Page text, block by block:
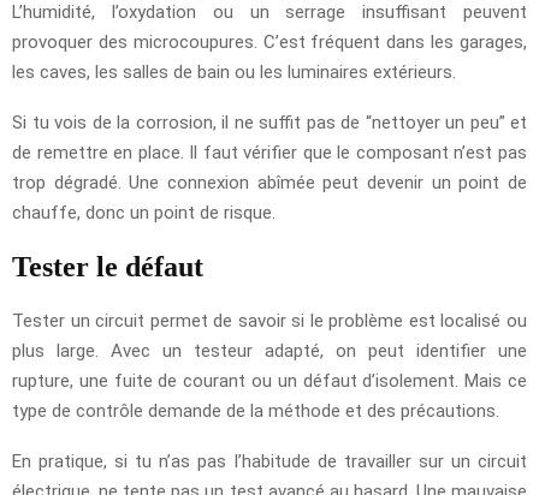
L’humidité, l’oxydation ou un serrage insuffisant peuvent
provoquer des microcoupures. C’est fréquent dans les garages,
les caves, les salles de bain ou les luminaires extérieurs.
Si tu vois de la corrosion, il ne suffit pas de “nettoyer un peu” et
de remettre en place. Il faut vérifier que le composant n’est pas
trop dégradé. Une connexion abîmée peut devenir un point de
chauffe, donc un point de risque.
Tester le défaut
Tester un circuit permet de savoir si le problème est localisé ou
plus large. Avec un testeur adapté, on peut identifier une
rupture, une fuite de courant ou un défaut d’isolement. Mais ce
type de contrôle demande de la méthode et des précautions.
En pratique, si tu n’as pas l’habitude de travailler sur un circuit